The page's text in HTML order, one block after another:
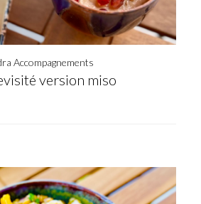
Accompagnements
version miso